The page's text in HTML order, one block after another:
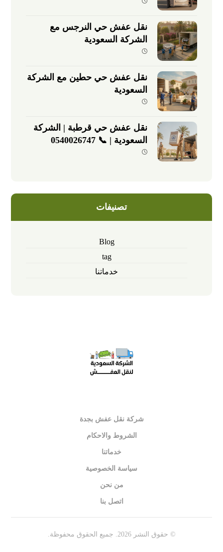
نقل عفش حي النرجس مع
الشركة السعودية
نقل عفش حي حطين مع الشركة
السعودية
نقل عفش حي قرطبة | الشركة
السعودية | 📞 0540026747
تصنيفات
Blog
tag
خدماتنا
شركة نقل عفش بجدة
الشروط والاحكام
خدماتنا
سياسة الخصوصية
من نحن
اتصل بنا
© حقوق النشر 2026. جميع الحقوق محفوظة.